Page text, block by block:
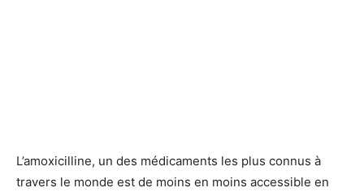
L’amoxicilline, un des médicaments les plus connus à
travers le monde est de moins en moins accessible en